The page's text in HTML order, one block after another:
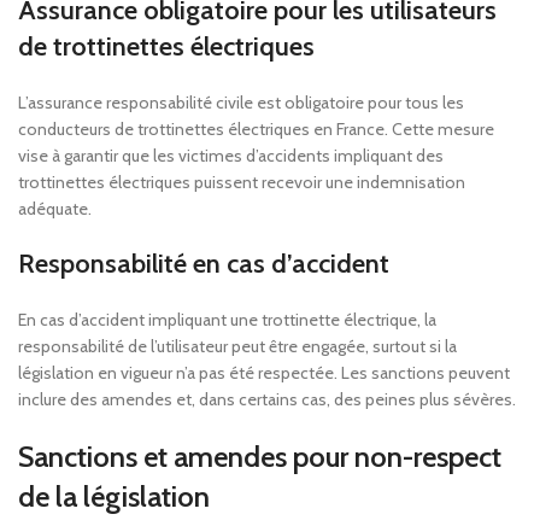
Assurance obligatoire pour les utilisateurs
de trottinettes électriques
L’assurance responsabilité civile est obligatoire pour tous les
conducteurs de trottinettes électriques en France. Cette mesure
vise à garantir que les victimes d’accidents impliquant des
trottinettes électriques puissent recevoir une indemnisation
adéquate.
Responsabilité en cas d’accident
En cas d’accident impliquant une trottinette électrique, la
responsabilité de l’utilisateur peut être engagée, surtout si la
législation en vigueur n’a pas été respectée. Les sanctions peuvent
inclure des amendes et, dans certains cas, des peines plus sévères.
Sanctions et amendes pour non-respect
de la législation